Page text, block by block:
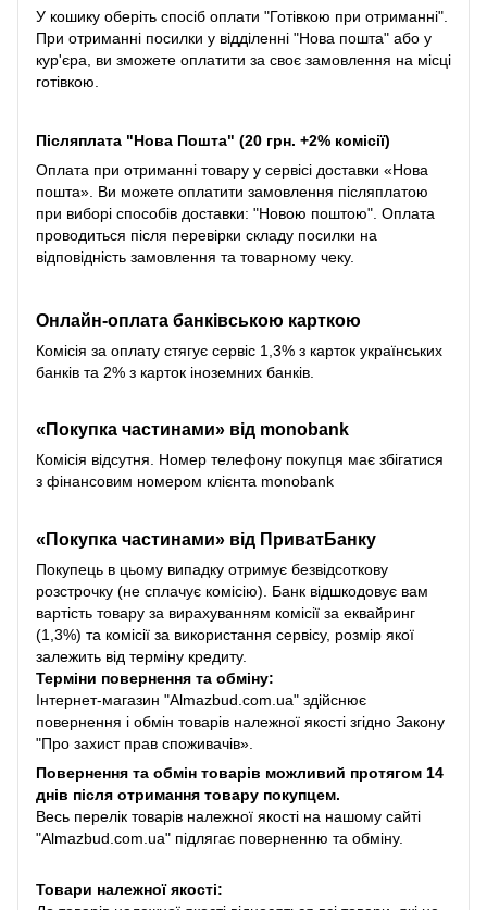
У кошику оберіть спосіб оплати "Готівкою при отриманні".
При отриманні посилки у відділенні "Нова пошта" або у
кур'єра, ви зможете оплатити за своє замовлення на місці
готівкою.
Післяплата "Нова Пошта" (20 грн. +2% комісії)
Оплата при отриманні товару у сервісі доставки «Нова
пошта». Ви можете оплатити замовлення післяплатою
при виборі способів доставки: "Новою поштою". Оплата
проводиться після перевірки складу посилки на
відповідність замовлення та товарному чеку.
Онлайн-оплата банківською карткою
Комісія за оплату стягує сервіс 1,3% з карток українських
банків та 2% з карток іноземних банків.
«Покупка частинами» від monobank
Комісія відсутня. Номер телефону покупця має збігатися
з фінансовим номером клієнта monobank
«Покупка частинами» від ПриватБанку
Покупець в цьому випадку отримує безвідсоткову
розстрочку (не сплачує комісію). Банк відшкодовує вам
вартість товару за вирахуванням комісії за еквайринг
(1,3%) та комісії за використання сервісу, розмір якої
залежить від терміну кредиту.
Терміни повернення та обміну:
Інтернет-магазин "Almazbud.com.ua" здійснює
повернення і обмін товарів належної якості згідно Закону
"Про захист прав споживачів».
Повернення та обмін товарів можливий протягом 14
днів після отримання товару покупцем.
Весь перелік товарів належної якості на нашому сайті
"Almazbud.com.ua" підлягає поверненню та обміну.
Товари належної якості: